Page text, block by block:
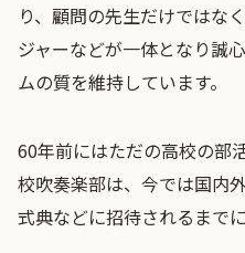
り、顧問の先生だけではな
ジャーなどが一体となり誠
ムの質を維持しています。
60年前にはただの高校の部
校吹奏楽部は、今では国内
式典などに招待されるまで